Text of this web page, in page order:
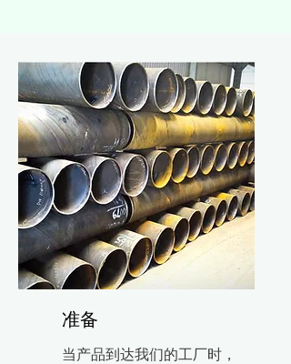
准备
当产品到达我们的工厂时，